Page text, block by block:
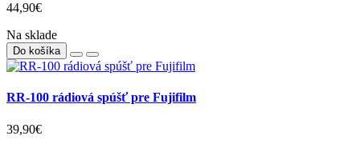
44,90€
Na sklade
Do košíka
RR-100 rádiová spúšť pre Fujifilm
39,90€